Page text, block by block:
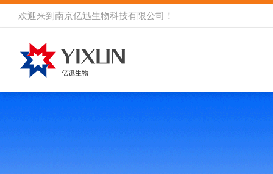
欢迎来到 南京亿迅生物科技有限公司 ！